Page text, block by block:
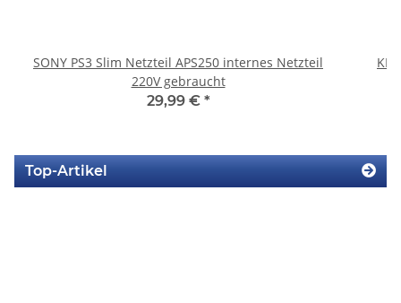
SONY PS3 Slim Netzteil APS250 internes Netzteil
220V gebraucht
29,99 € *
Top-Artikel